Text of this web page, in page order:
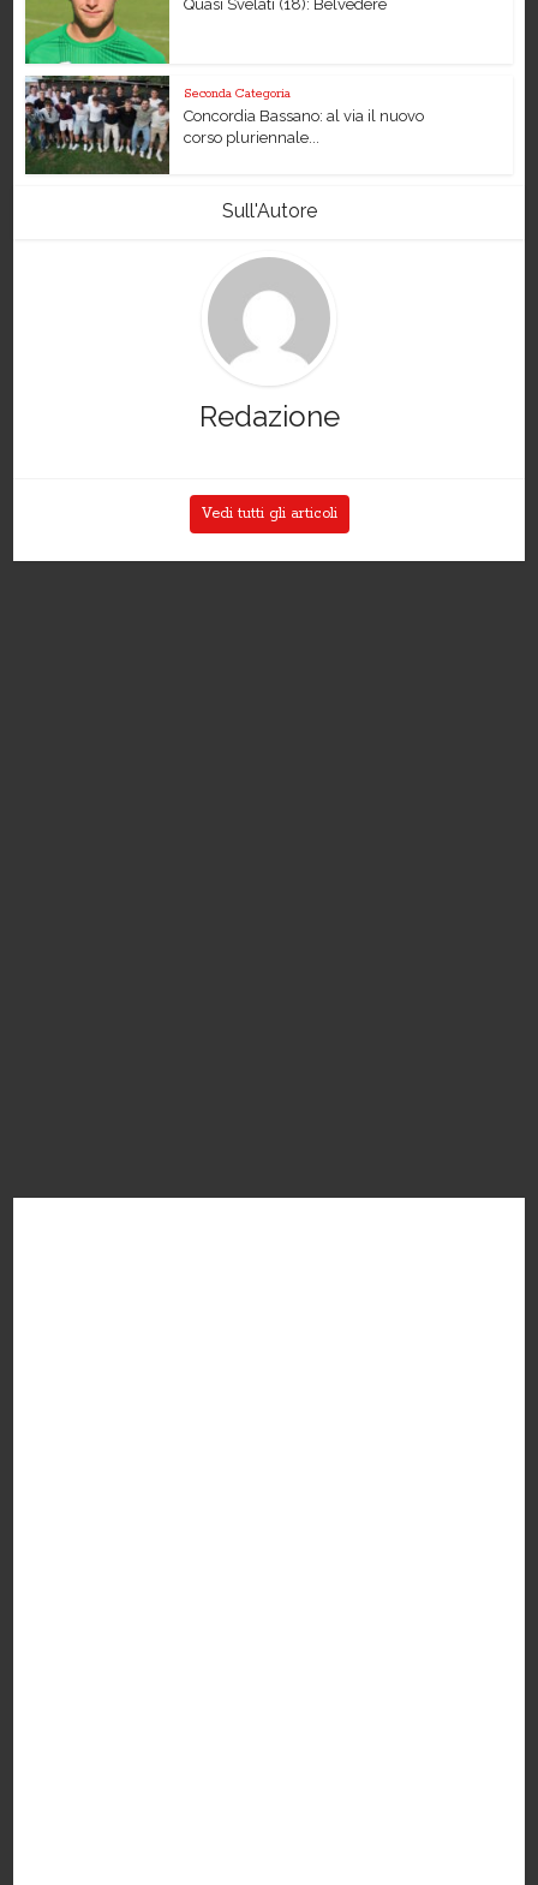
Quasi Svelati (18): Belvedere
Seconda Categoria
Concordia Bassano: al via il nuovo
corso pluriennale...
Sull'Autore
Redazione
Vedi tutti gli articoli